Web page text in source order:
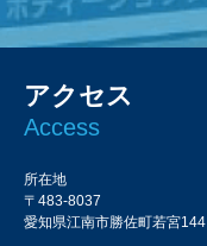
アクセス
Access
所在地
〒483-8037
愛知県江南市勝佐町若宮144